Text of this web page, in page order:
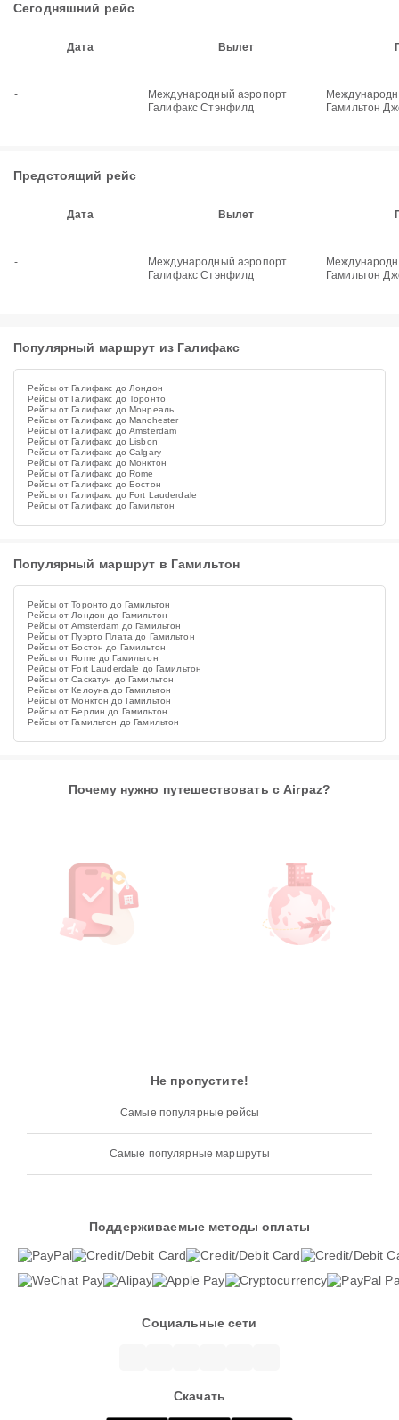
Сегодняшний рейс
Дата Вылет
-
Международный аэропорт
Галифакс Стэнфилд
Гамильтон
Предстоящий рейс
Дата Вылет
-
Международный аэропорт
Галифакс Стэнфилд
Гамильтон
Популярный маршрут из Галифакс
Рейсы от Галифакс до Лондон
Рейсы от Галифакс до Торонто
Рейсы от Галифакс до Монреаль
Рейсы от Галифакс до Manchester
Рейсы от Галифакс до Amsterdam
Рейсы от Галифакс до Lisbon
Рейсы от Галифакс до Calgary
Рейсы от Галифакс до Монктон
Рейсы от Галифакс до Rome
Рейсы от Галифакс до Бостон
Рейсы от Галифакс до Fort Lauderdale
Рейсы от Галифакс до Гамильтон
Популярный маршрут в Гамильтон
Рейсы от Торонто до Гамильтон
Рейсы от Лондон до Гамильтон
Рейсы от Amsterdam до Гамильтон
Рейсы от Пуэрто Плата до Гамильтон
Рейсы от Бостон до Гамильтон
Рейсы от Rome до Гамильтон
Рейсы от Fort Lauderdale до Гамильтон
Рейсы от Саскатун до Гамильтон
Рейсы от Келоуна до Гамильтон
Рейсы от Монктон до Гамильтон
Рейсы от Берлин до Гамильтон
Рейсы от Гамильтон до Гамильтон
Почему нужно путешествовать с Airpaz?
Не пропустите!
Самые популярные рейсы
Самые популярные маршруты
Поддерживаемые методы оплаты
Социальные сети
Скачать